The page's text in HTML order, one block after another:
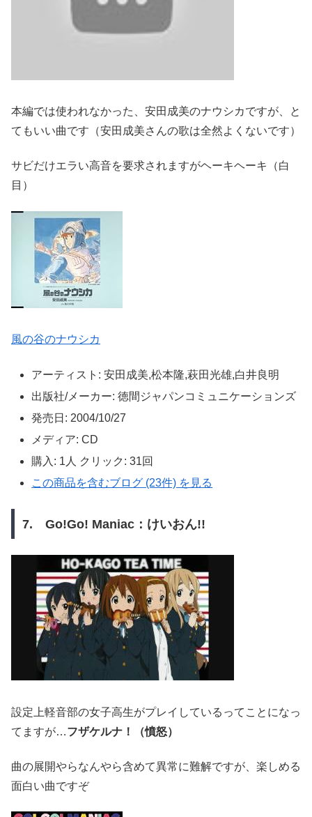
本編では使われなかった、安田成美のナウシカですが、と
てもいい曲です（安田成美さんの歌は全然よくないです）
サビだけエラい高音を要求されますがヘーキヘーキ（白
目）
風の谷のナウシカ
アーティスト: 安田成美,松本隆,萩田光雄,白井良明
出版社/メーカー: 徳間ジャパンコミュニケーションズ
発売日: 2004/10/27
メディア: CD
購入 : 1人 クリック : 31回
この商品を含むブログ (23件) を見る
7. Go!Go! Maniac：けいおん!!
設定上軽音部の女子高生がプレイしているってことになっ
てますが…フザケルナ！（憤怒）
曲の展開やらなんやら含めて異常に難解ですが、楽しめる
面白い曲ですぞ